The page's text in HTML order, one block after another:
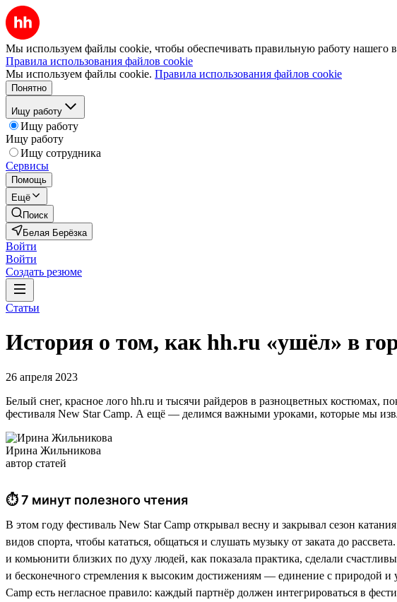
Мы используем файлы cookie, чтобы обеспечивать правильную работу нашего
Правила использования файлов cookie
Мы используем файлы cookie. Правила использования файлов cookie
Понятно
Ищу работу
Ищу работу
Ищу работу
Ищу сотрудника
Сервисы
Помощь
Ещё
Поиск
Белая Берёзка
Войти
Войти
Создать резюме
Статьи
История о том, как hh.ru «ушёл» в
26 апреля 2023
Белый снег, красное лого hh.ru и тысячи райдеров в разноцветных костюмах,
фестиваля New Star Camp. А ещё — делимся важными уроками, которые мы
Ирина Жильникова
автор статей
⏱ 7 минут полезного чтения
В этом году фестиваль New Star Camp открывал весну и закрывал сезон
видов спорта, чтобы кататься, общаться и слушать музыку от заката до
и комьюнити близких по духу людей, как показала практика, сделали
и бесконечного стремления к высоким достижениям — единение с природой и
Camp есть негласное правило: каждый партнёр должен интегрироваться в